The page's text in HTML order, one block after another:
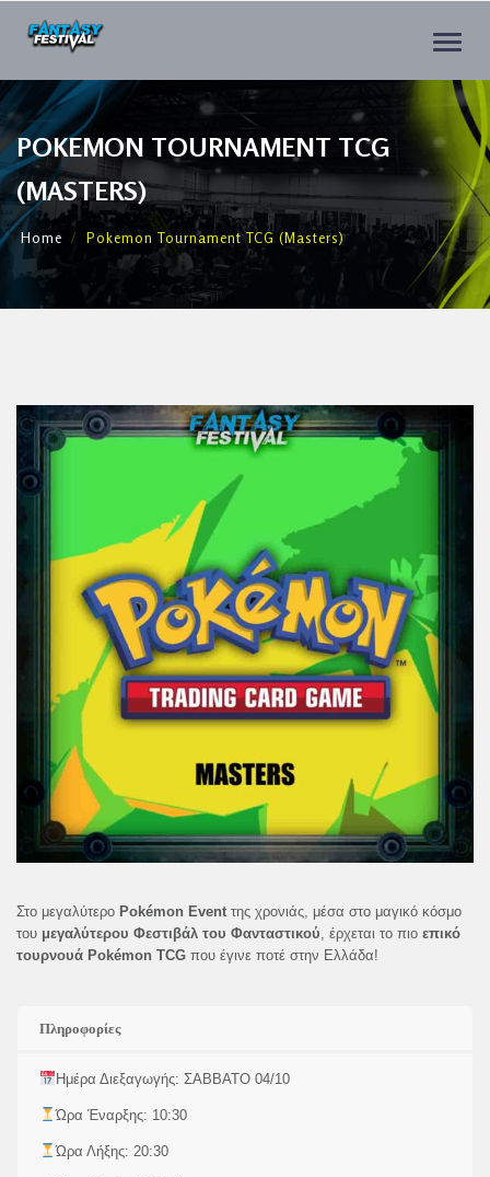
Toggle
POKEMON TOURNAMENT TCG
(MASTERS)
Home Pokemon Tournament TCG (Masters)
Στο μεγαλύτερο Pokémon Event της χρονιάς, μέσα στο μαγικό κόσμο
του μεγαλύτερου Φεστιβάλ του Φανταστικού , έρχεται το πιο επικό
τουρνουά Pokémon TCG που έγινε ποτέ στην Ελλάδα!
Πληροφορίες
Ημέρα Διεξαγωγής: ΣΑΒΒΑΤΟ 04/10
Ώρα Έναρξης: 10:30
Ώρα Λήξης: 20:30